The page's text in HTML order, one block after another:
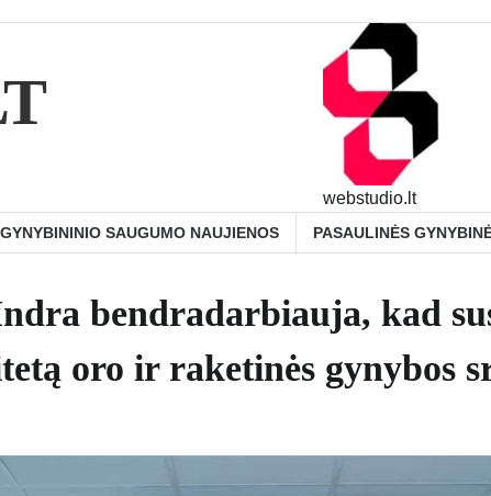
webstudio.lt
SAUGUMO NAUJIENOS PASAULINĖS
bendradarbiauja, kad
oro ir raketinės gynybos